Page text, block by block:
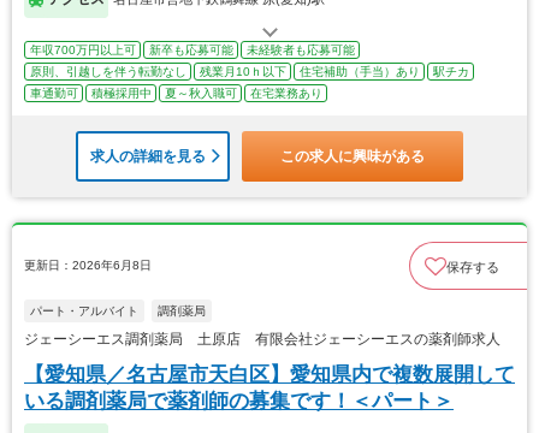
年収700万円以上可 新卒も応募可能
未経験者も応募可能
原則、引越しを伴う転勤なし
残業月10ｈ以下 住宅補助（手当）あり
駅チカ
車通勤可
積極採用中 夏～秋入職可 在宅業務あり
求人の詳細を見る この求人に興味がある
更新日：2026年6月8日 保存する
パート・アルバイト 調剤薬局
ジェーシーエス調剤薬局 土原店 有限会社ジェーシーエスの薬剤師求人
【愛知県／名古屋市天白区】愛知県内で複数展開して
いる調剤薬局で薬剤師の募集です！＜パート＞